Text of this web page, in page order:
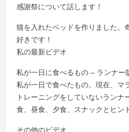
感謝祭について話します！
猫を入れたベッドを作りました。
好きです！
私の最新ビデオ
私が一日に食べるもの – ランナー
私が一日で食べたもの。現在、マ
トレーニングをしていないランナ
食、昼食、夕食、スナックとヒン
その他のビデオ